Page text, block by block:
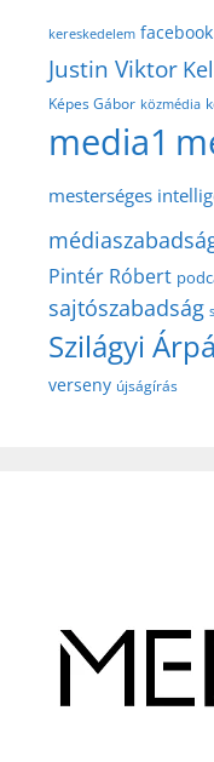
kereskedelem facebook
Justin Viktor
Képes Gábor közmédia
media1
mesterséges
Pintér Róbert
sajtószabadság
Szilágyi
verseny újságírás